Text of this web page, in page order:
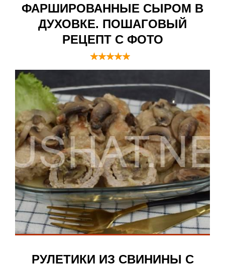
ФАРШИРОВАННЫЕ СЫРОМ В
ДУХОВКЕ. ПОШАГОВЫЙ
РЕЦЕПТ С ФОТО
РУЛЕТИКИ ИЗ СВИНИНЫ С